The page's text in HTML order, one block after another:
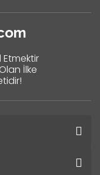
Etmektir
İlke